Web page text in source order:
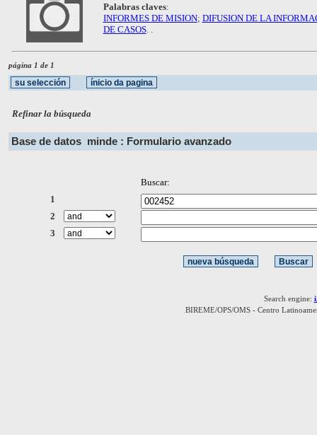
Palabras claves:
INFORMES DE MISION; DIFUSION DE LA
DE CASOS. .
página 1 de 1
Refinar la búsqueda
Base de datos minde : Formulario avanzado
Buscar:
1
2
3
Search engine:
BIREME/OPS/OMS - Centro